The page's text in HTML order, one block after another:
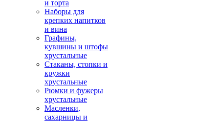
и торта
Наборы для
крепких напитков
и вина
Графины,
кувшины и штофы
хрустальные
Стаканы, стопки и
кружки
хрустальные
Рюмки и фужеры
хрустальные
Масленки,
сахарницы и